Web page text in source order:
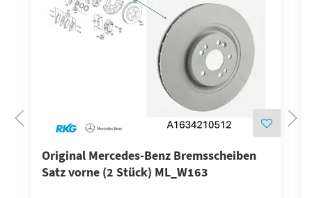
Original Mercedes-Benz Bremsscheiben
Satz vorne (2 Stück) ML_W163